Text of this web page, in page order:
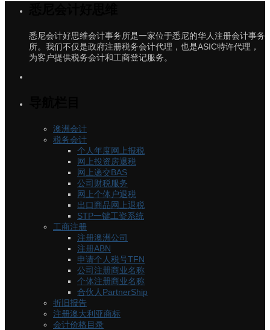
悉尼会计好思维会计事务所是一家位于悉尼的华人注册会计事务
所。我们不仅是政府注册税务会计代理，也是ASIC特许代理，
为客户提供税务会计和工商登记服务。
澳洲会计
税务会计
个人年度网上报税
网上投资房退税
网上递交BAS
公司财税服务
网上个体户退税
出口商品网上退税
STP一键工资系统
工商注册
注册澳洲公司
注册ABN
申请个人税号TFN
公司注册商业名称
个体注册商业名称
合伙人PartnerShip
折旧报告
注册澳大利亚商标
会计价格目录